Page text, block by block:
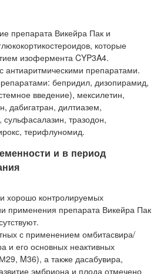
препарата Викейра Пак и
которые
изофермента CYP3A4.
препаратами.
бепридил, дизопирамид,
введение), мексилетин,
дабигатран, дилтиазем,
тразодон,
терифлуномид.
и в период
хорошо контролируемых
применения препарата Викейра Пак
с применением омбитасвира/
и его основных неактивных
M36), а также дасабувира,
эмбриона и плода отмечено